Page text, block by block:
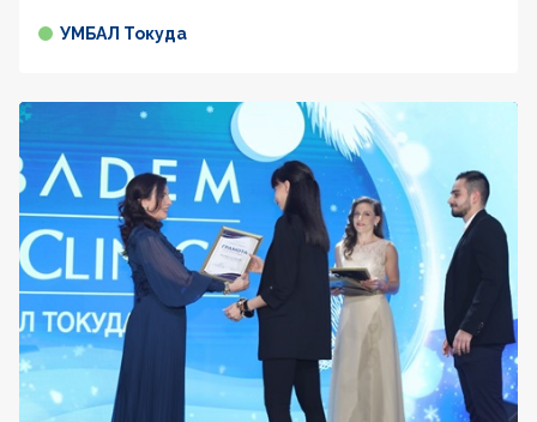
УМБАЛ Токуда